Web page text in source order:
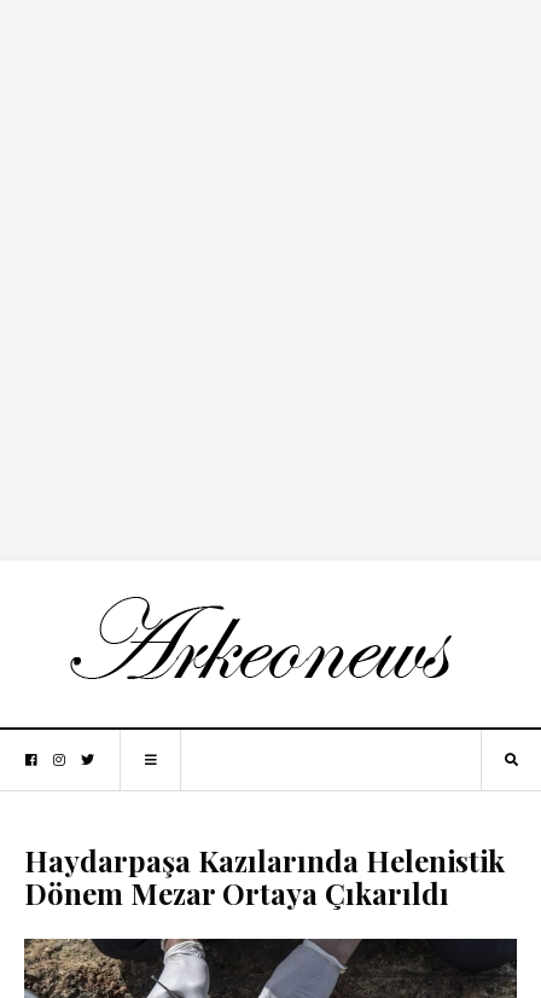
Haydarpaşa Kazılarında Helenistik
Dönem Mezar Ortaya Çıkarıldı